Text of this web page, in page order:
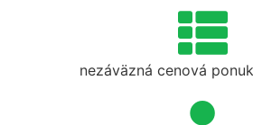
nezáväzná cenová